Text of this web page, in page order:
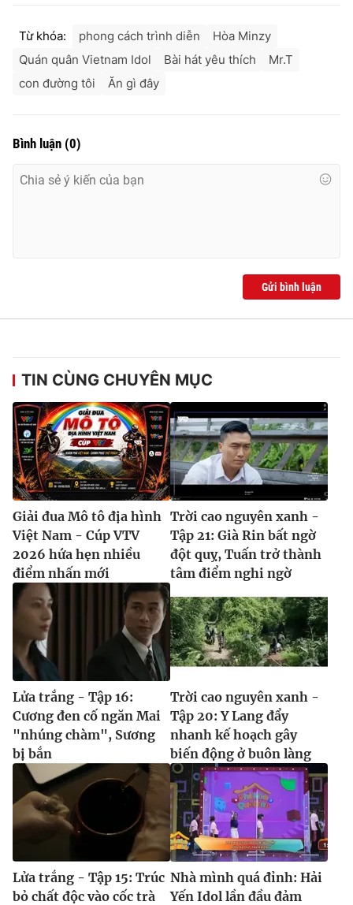
Từ khóa: phong cách trình diễn
Hòa Minzy
Quán quân Vietnam Idol
Bài hát yêu thích
Mr.T
con đường tôi
Ăn gì đây
Bình luận (0)
Gửi bình luận
TIN CÙNG CHUYÊN MỤC
Giải đua Mô tô địa hình
Việt Nam - Cúp VTV
2026 hứa hẹn nhiều
điểm nhấn mới
Trời cao nguyên xanh -
Tập 21: Già Rin bất ngờ
đột quỵ, Tuấn trở thành
tâm điểm nghi ngờ
Lửa trắng - Tập 16:
Cương đen cố ngăn Mai
"nhúng chàm", Sương
bị bắn
Trời cao nguyên xanh -
Tập 20: Y Lang đẩy
nhanh kế hoạch gây
biến động ở buôn làng
Lửa trắng - Tập 15: Trúc
bỏ chất độc vào cốc trà
Nhà mình quá đỉnh: Hải
Yến Idol lần đầu đảm